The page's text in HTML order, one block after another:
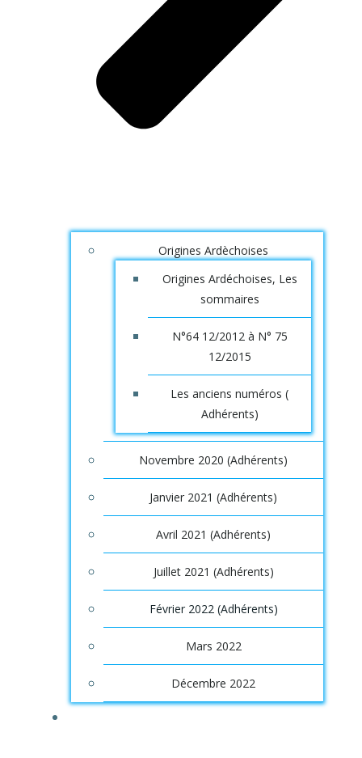
Origines Ardèchoises
Origines Ardéchoises, Les
sommaires
N°64 12/2012 à N° 75
12/2015
Les anciens numéros (
Adhérents)
Novembre 2020 (Adhérents)
Janvier 2021 (Adhérents)
Avril 2021 (Adhérents)
Juillet 2021 (Adhérents)
Février 2022 (Adhérents)
Mars 2022
Décembre 2022